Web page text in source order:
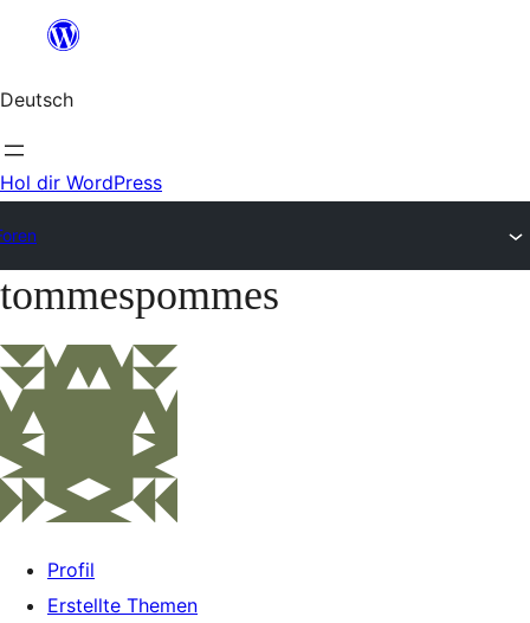
springen
Deutsch
Hol dir WordPress
Zum
springen
tommespommes
Profil
Erstellte Themen